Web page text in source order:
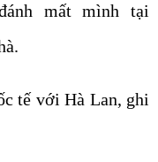
mất mình tại
tế với Hà Lan, ghi